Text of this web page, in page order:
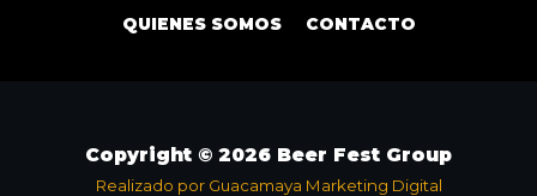
QUIENES SOMOS CONTACTO
Copyright © 2026 Beer Fest Group
Realizado por Guacamaya Marketing Digital